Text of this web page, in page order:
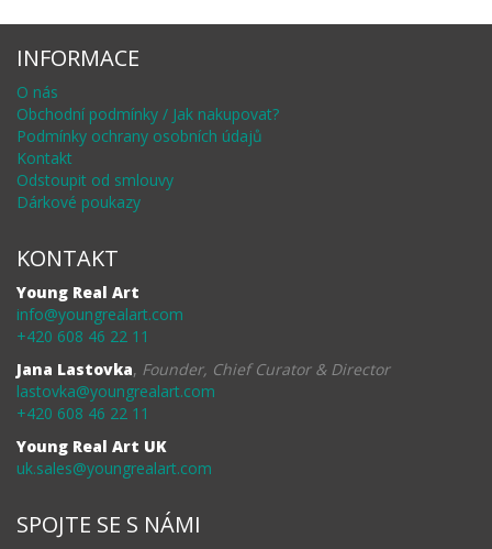
INFORMACE
O nás
Obchodní podmínky / Jak nakupovat?
Podmínky ochrany osobních údajů
Kontakt
Odstoupit od smlouvy
Dárkové poukazy
KONTAKT
Young Real Art
info@youngrealart.com
+420 608 46 22 11
Jana Lastovka, Founder, Chief Curator & Director
lastovka@youngrealart.com
+420 608 46 22 11
Young Real Art UK
uk.sales@youngrealart.com
SPOJTE SE S NÁMI